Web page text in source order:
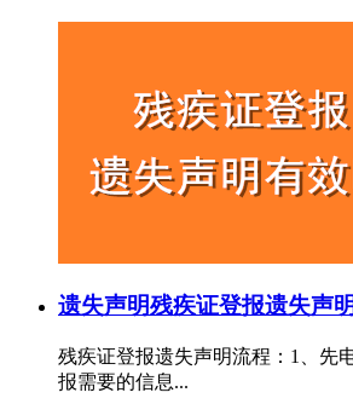
遗失声明残疾证登报遗失声
残疾证登报遗失声明流程：1、先
报需要的信息...